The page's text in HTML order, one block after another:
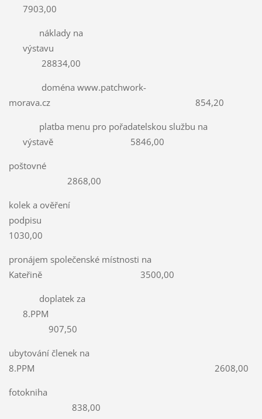
7903,00
náklady na
výstavu
28834,00
doména www.patchwork-
morava.cz 854,20
platba menu pro pořadatelskou službu na
výstavě 5846,00
poštovné
2868,00
kolek a ověření
podpisu
1030,00
pronájem společenské místnosti na
Kateřině 3500,00
doplatek za
8.PPM
907,50
ubytování členek na
8.PPM 2608,00
fotokniha
838,00